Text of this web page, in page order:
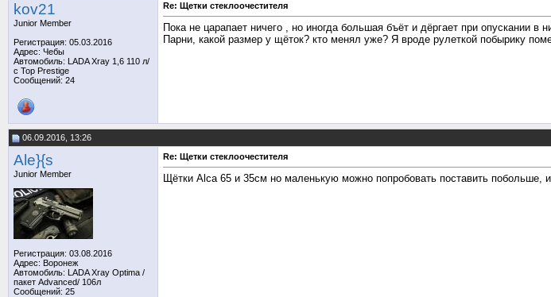
kov21
Junior Member
Регистрация: 05.03.2016
Адрес: Чебы
Автомобиль: LADA Xray 1,6 110 л/
с Top Prestige
Сообщений: 24
Re: Щетки стеклоочестителя
Пока не царапает ничего , но иногда большая бъёт и дёргает при опускании
Парни, какой размер у щёток? кто менял уже? Я вроде рулеткой побырику
06.09.2016, 13:26
Ale}{s
Junior Member
Регистрация: 03.08.2016
Адрес: Воронеж
Автомобиль: LADA Xray Optima /
пакет Аdvanced/ 106л
Сообщений: 25
Re: Щетки стеклоочестителя
Щётки Alca 65 и 35см но маленькую можно попробовать поставить побольше,